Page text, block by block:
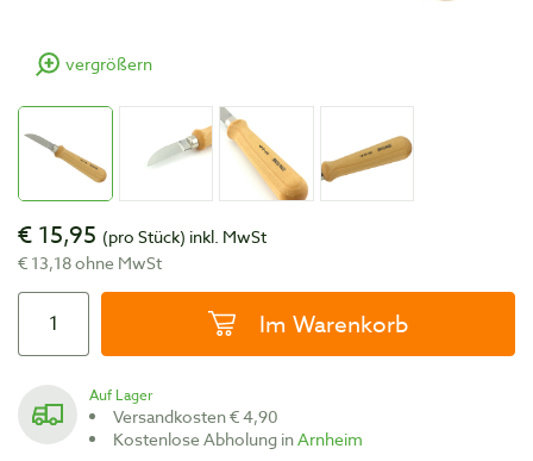
vergrößern
€ 15,95 (pro Stück) inkl. MwSt
€ 13,18 ohne MwSt
Im Warenkorb
Auf Lager
Versandkosten € 4,90
Kostenlose Abholung inArnheim